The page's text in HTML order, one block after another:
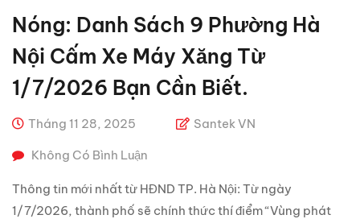
Nóng: Danh Sách 9 Phường Hà
Nội Cấm Xe Máy Xăng Từ
1/7/2026 Bạn Cần Biết.
Tháng 11 28, 2025 Santek VN
Không Có Bình Luận
Thông tin mới nhất từ HĐND TP. Hà Nội: Từ ngày
1/7/2026, thành phố sẽ chính thức thí điểm “Vùng phát